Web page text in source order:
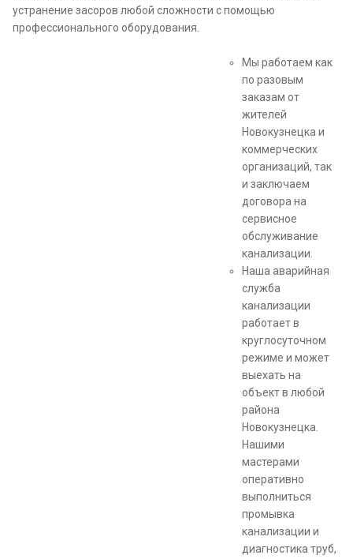
устранение засоров любой сложности с помощью
профессионального оборудования.
Мы работаем как
по разовым
заказам от
жителей
Новокузнецка и
коммерческих
организаций, так
и заключаем
договора на
сервисное
обслуживание
канализации.
Наша аварийная
служба
канализации
работает в
круглосуточном
режиме и может
выехать на
объект в любой
района
Новокузнецка.
Нашими
мастерами
оперативно
выполниться
промывка
канализации и
диагностика труб,